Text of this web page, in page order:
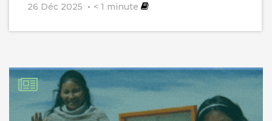
26 Déc 2025 < 1 minute